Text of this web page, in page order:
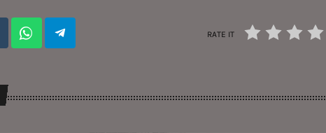
RATE IT